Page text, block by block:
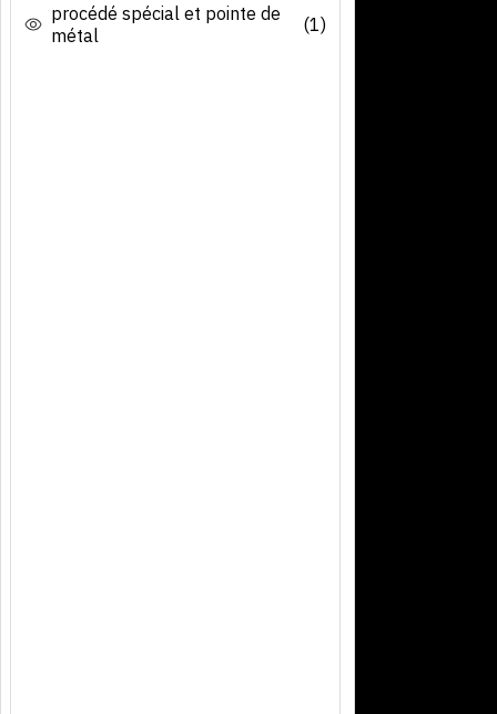
procédé spécial et pointe de
métal
(1)